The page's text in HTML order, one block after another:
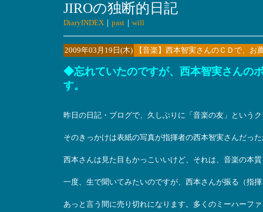
JIROの独断的日記
DiaryINDEX｜ past｜ will
2009年03月19日(木) 【音楽】西本智実さんのＣＤで、お
◆忘れていたのですが、西本智実さんの
す。
昨日の日記・ブログで、久しぶりに「音楽の友」という
そのきっかけは表紙の写真が指揮者の西本智実さんだっ
西本さんは見た目もかっこいいけど、それは、音楽の本
一度、生で聞いてみたいのですが、西本さんが振る（指
あっと言う間に売り切れになります。多くのミーハーフ